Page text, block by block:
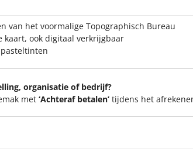
van het voormalige Topographisch Bureau
kaart, ook digitaal verkrijgbaar
organisatie of bedrijf?
met ‘Achteraf betalen’tijdens het